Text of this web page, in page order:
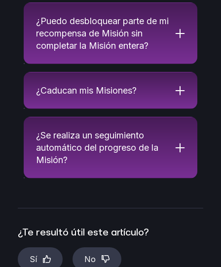
¿Puedo desbloquear parte de mi
recompensa de Misión sin
completar la Misión entera?
¿Caducan mis Misiones?
¿Se realiza un seguimiento
automático del progreso de la
Misión?
¿Te resultó útil este artículo?
Sí No